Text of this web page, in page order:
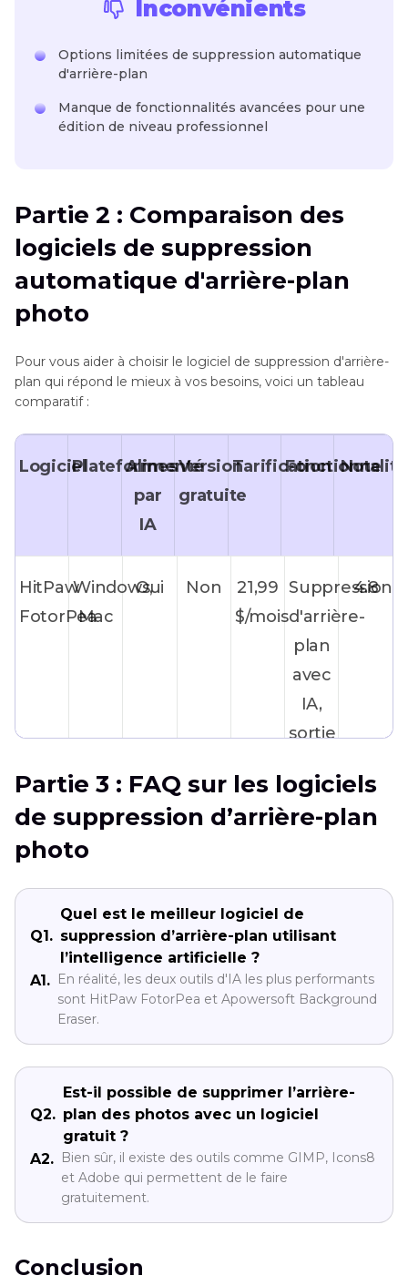
Inconvénients
Options limitées de suppression automatique
d'arrière-plan
Manque de fonctionnalités avancées pour une
édition de niveau professionnel
Partie 2 : Comparaison des
logiciels de suppression
automatique d'arrière-plan
photo
Pour vous aider à choisir le logiciel de suppression d'arrière-
plan qui répond le mieux à vos besoins, voici un tableau
comparatif :
LogicielPlateformes
Alimenté
par
IA
Version
gratuite
Tarification Note
HitPaw
FotorPea
Windows,
Mac
Oui Non
21,99
$/mois
Suppression
d'arrière-
plan
avec
IA,
sortie
haute
qualité
4.8
Icons8
Background
Remover
Windows,
Mac
Oui Oui Gratuit/ProTraitement
rapide,
version
gratuite
disponible
4.5
Apowersoft
Background
Eraser
Windows,
Mac
Oui Oui Abonnement
Traitement
par
lots,
prise
4.6
Partie 3 : FAQ sur les logiciels
de suppression d’arrière-plan
photo
Q1.
Quel est le meilleur logiciel de
suppression d’arrière-plan utilisant
l’intelligence artificielle ?
A1.
En réalité, les deux outils d'IA les plus performants
sont HitPaw FotorPea et Apowersoft Background
Eraser.
Q2.
Est-il possible de supprimer l’arrière-
plan des photos avec un logiciel
gratuit ?
A2.
Bien sûr, il existe des outils comme GIMP, Icons8
et Adobe qui permettent de le faire
gratuitement.
Conclusion